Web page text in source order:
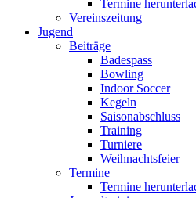
Termine
Vereinszeitung
Jugend
Beiträge
Badespass
Bowling
Indoor Soccer
Kegeln
Saisonabschluss
Training
Turniere
Weihnachtsfeier
Termine
Termine